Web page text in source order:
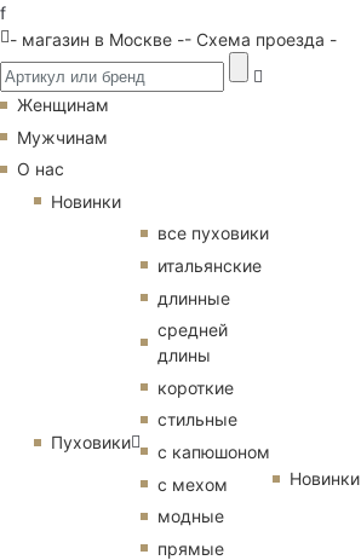
f
- магазин в Москве -- Схема проезда -
Женщинам
Мужчинам
О нас
Новинки
Пуховики
все пуховики
итальянские
длинные
средней
длины
короткие
стильные
с капюшоном
с мехом
модные
прямые
Новинки